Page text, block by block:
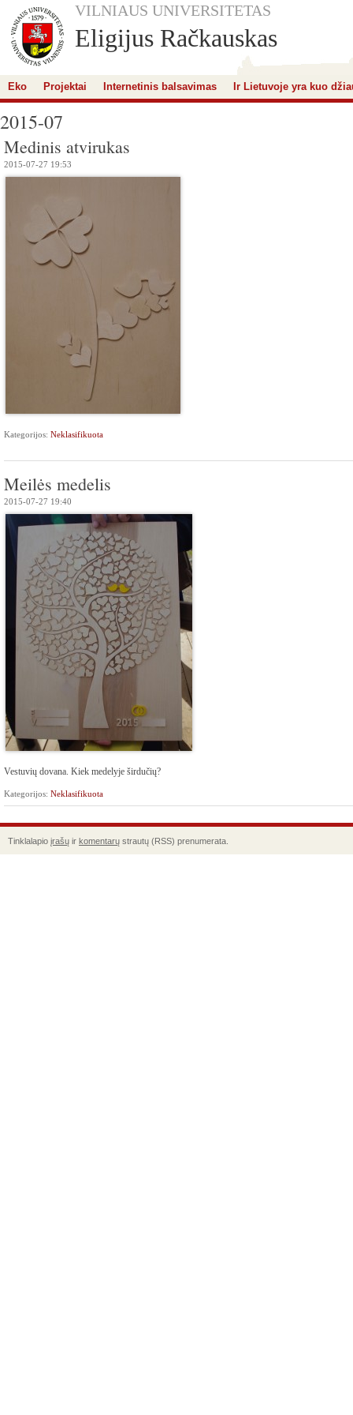
VILNIAUS UNIVERSITETAS
Eligijus Račkauskas
Eko Projektai Internetinis balsavimas Ir Lietuvoje yra kuo
2015-07
Medinis atvirukas
2015-07-27 19:53
Kategorijos: Neklasifikuota
Meilės medelis
2015-07-27 19:40
Vestuvių dovana. Kiek medelyje širdučių?
Kategorijos: Neklasifikuota
Tinklalapio įrašų ir komentarų strautų (RSS) prenumerata.